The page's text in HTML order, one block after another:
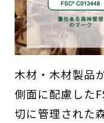
木材・木材製品
側面に配慮した
切に管理された